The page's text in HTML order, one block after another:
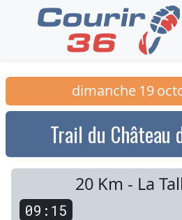
dimanche 19
Trail du Château
20 Km - La
09:15